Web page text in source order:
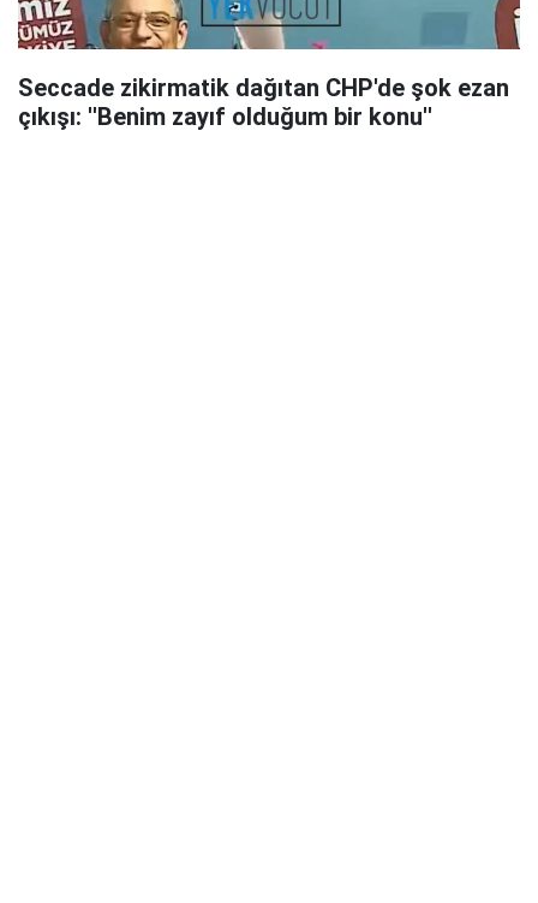
Seccade zikirmatik dağıtan CHP'de şok ezan
çıkışı: ''Benim zayıf olduğum bir konu''